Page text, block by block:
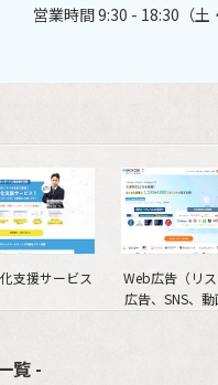
営業時間 9:30 - 18:30（土
支援サービス
Web広告（リ
広告、SNS、動
覧 -